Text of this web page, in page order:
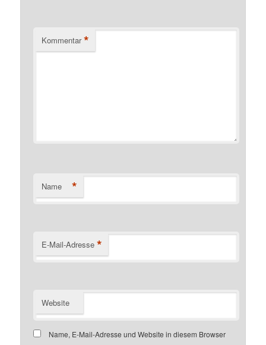
Kommentar *
Name *
E-Mail-Adresse *
Website
Name, E-Mail-Adresse und Website in diesem Browser